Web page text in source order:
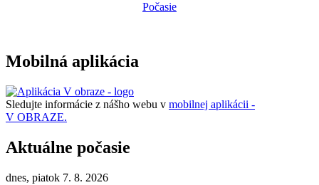
Počasie
Mobilná aplikácia
Sledujte informácie z nášho webu v mobilnej aplikácii -
V OBRAZE.
Aktuálne počasie
dnes, piatok 7. 8. 2026